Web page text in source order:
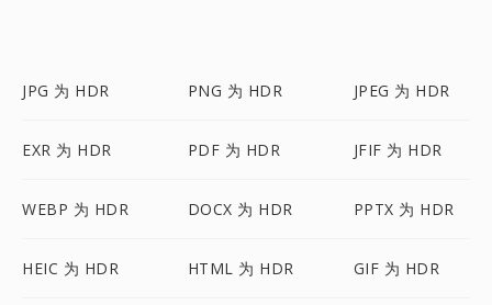
JPG 为 HDR PNG 为 HDR JPEG 为 HDR
EXR 为 HDR PDF 为 HDR JFIF 为 HDR
WEBP 为 HDR DOCX 为 HDR PPTX 为 HDR
HEIC 为 HDR HTML 为 HDR GIF 为 HDR